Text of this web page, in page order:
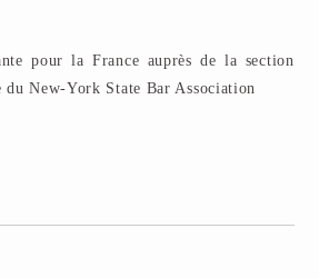
pour la France auprès de la section
du New-York State Bar Association